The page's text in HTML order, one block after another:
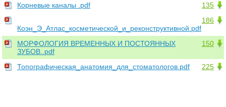
135
Корневые каналы .pdf
186
Коэн_Э_Атлас_косметической_и_реконструктивной.pdf
150
МОРФОЛОГИЯ ВРЕМЕННЫХ И ПОСТОЯННЫХ
ЗУБОВ..pdf
225
Топографическая_анатомия_для_стоматологов.pdf